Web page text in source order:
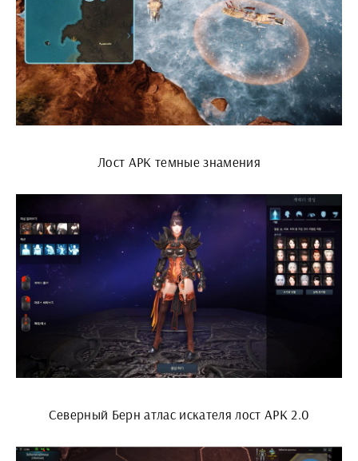
Лост АРК темные знамения
Северный Берн атлас искателя лост АРК 2.0